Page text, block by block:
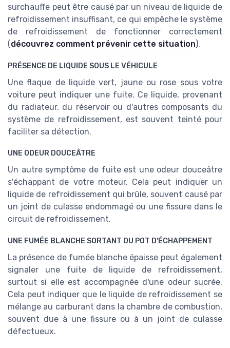
surchauffe peut être causé par un niveau de liquide de
refroidissement insuffisant, ce qui empêche le système
de refroidissement de fonctionner correctement
(découvrez comment prévenir cette situation).
PRÉSENCE DE LIQUIDE SOUS LE VÉHICULE
Une flaque de liquide vert, jaune ou rose sous votre
voiture peut indiquer une fuite. Ce liquide, provenant
du radiateur, du réservoir ou d'autres composants du
système de refroidissement, est souvent teinté pour
faciliter sa détection.
UNE ODEUR DOUCEÂTRE
Un autre symptôme de fuite est une odeur douceâtre
s'échappant de votre moteur. Cela peut indiquer un
liquide de refroidissement qui brûle, souvent causé par
un joint de culasse endommagé ou une fissure dans le
circuit de refroidissement.
UNE FUMÉE BLANCHE SORTANT DU POT D'ÉCHAPPEMENT
La présence de fumée blanche épaisse peut également
signaler une fuite de liquide de refroidissement,
surtout si elle est accompagnée d'une odeur sucrée.
Cela peut indiquer que le liquide de refroidissement se
mélange au carburant dans la chambre de combustion,
souvent due à une fissure ou à un joint de culasse
défectueux.